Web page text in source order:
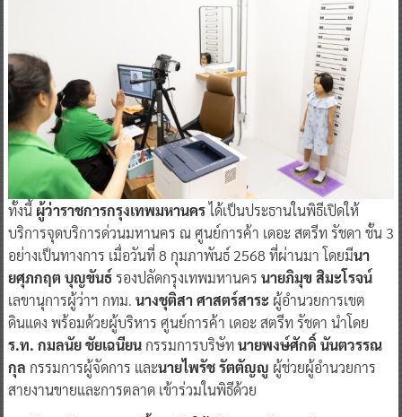
ทั้งนี้ผู้ว่าราชการกรุงเทพมหานครได้เป็นประธานในพิธีเปิดให้
บริการจุดบริการด่วนมหานคร ณ ศูนย์การค้า เดอะ สตรีท รัชดา ชั้น 3
อย่างเป็นทางการ เมื่อวันที่ 8 กุมภาพันธ์ 2568 ที่ผ่านมา โดยมีนา
ยศุภกฤต บุญขันธ์รองปลัดกรุงเทพมหานคร นายภิมุข สิมะโรจน์
เลขานุการผู้ว่าฯ กทม. นางชุติสา ศาสตร์สาระ ผู้อำนวยการเขต
ดินแดง พร้อมด้วยผู้บริหาร ศูนย์การค้า เดอะ สตรีท รัชดา นำโดย
ร.ท. กมลนัย ชัยเฉนียนกรรมการบริษัทนายพงษ์ศักดิ์ นันตวรรณ
กุล กรรมการผู้จัดการ และนายไพรัช รัตตัญญู ผู้ช่วยผู้อำนวยการ
สายงานขายและการตลาด เข้าร่วมในพิธีด้วย